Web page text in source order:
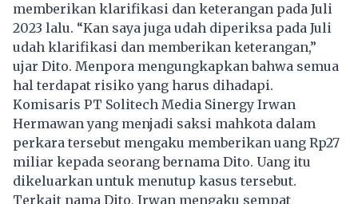
memberikan klarifikasi dan keterangan pada Juli
2023 lalu. “Kan saya juga udah diperiksa pada Juli
udah klarifikasi dan memberikan keterangan,”
ujar Dito. Menpora mengungkapkan bahwa semua
hal terdapat risiko yang harus dihadapi.
Komisaris PT Solitech Media Sinergy Irwan
Hermawan yang menjadi saksi mahkota dalam
perkara tersebut mengaku memberikan uang Rp27
miliar kepada seorang bernama Dito. Uang itu
dikeluarkan untuk menutup kasus tersebut.
Terkait nama Dito, Irwan mengaku sempat